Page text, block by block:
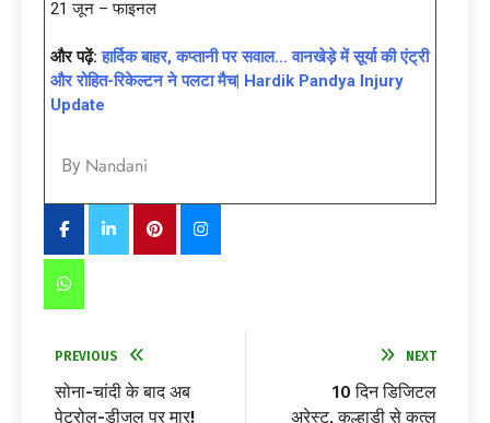
21 जून – फाइनल
और पढ़ें:हार्दिक बाहर, कप्तानी पर सवाल… वानखेड़े में सूर्या की एंट्री
और रोहित-रिकेल्टन ने पलटा मैच| Hardik Pandya Injury
Update
By Nandani
PREVIOUS
सोना-चांदी के बाद अब
पेट्रोल-डीजल पर मार!
NEXT
10 दिन डिजिटल
अरेस्ट, कुल्हाड़ी से कत्ल